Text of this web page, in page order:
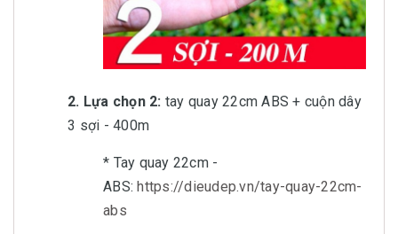
2. Lựa chọn 2: tay quay 22cm ABS + cuộn dây
3 sợi - 400m
* Tay quay 22cm -
ABS:https://dieudep.vn/tay-quay-22cm-
abs